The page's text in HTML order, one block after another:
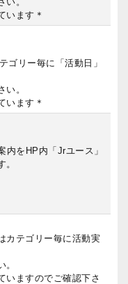
います＊
ゴリー毎に「活動日」
。
います＊
をHP内「Jrユース」
カテゴリー毎に活動実
いますのでご確認下さ